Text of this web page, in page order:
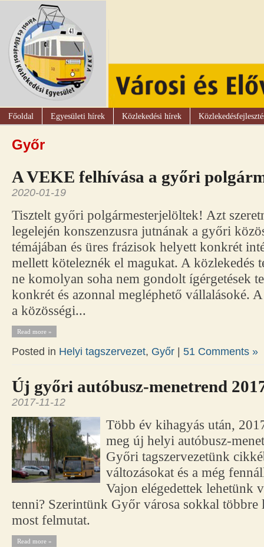
Főoldal Egyesületi hírek Közlekedési hírek
Győr
A VEKE felhívása a győri
2020-01-19
Tisztelt győri polgármesterjelöltek! Azt
legelején konszenzusra jutnának a győri
témájában és üres frázisok helyett konkrét
mellett köteleznék el magukat. A közlekedés
ne komolyan soha nem gondolt ígérgetések
konkrét és azonnal megléphető vállalásoké.
a közösségi...
Read more »
Posted in Helyi tagszervezet, Győr | 51 Comments »
Új győri autóbusz-menetrend
2017-11-12
Több év kihagyás után,
meg új helyi autóbusz-
Győri tagszervezetünk
változásokat és a még
Vajon elégedettek lehetünk
tenni? Szerintünk Győr városa sokkal
most felmutat.
Read more »